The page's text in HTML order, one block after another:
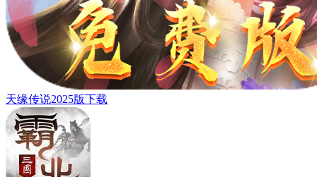
天缘传说2025版下载